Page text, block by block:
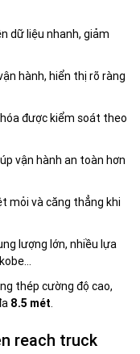
dữ liệu nhanh, giảm
hành, hiển thị rõ ràng
được kiểm soát theo
vận hành an toàn hơn
mỏi và căng thẳng khi
lượng lớn, nhiều lựa
thép cường độ cao,
8.5 mét.
reach truck